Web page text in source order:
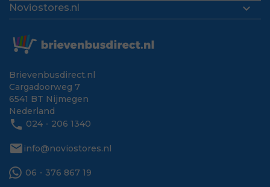
Noviostores.nl 
Brievenbusdirect.nl
Cargadoorweg 7
6541 BT Nijmegen
Nederland
phone 024 - 206 1340
mail info@noviostores.nl
06 - 376 867 19